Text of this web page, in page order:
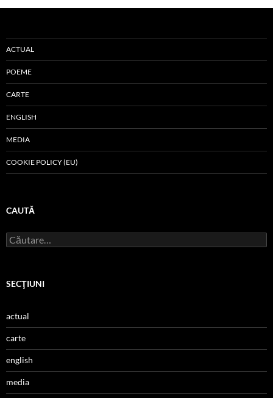
ACTUAL
POEME
CARTE
ENGLISH
MEDIA
COOKIE POLICY (EU)
CAUTĂ
Caută
după:
SECŢIUNI
actual
carte
english
media